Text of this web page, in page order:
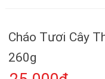
Cháo Tươi Cây
260g